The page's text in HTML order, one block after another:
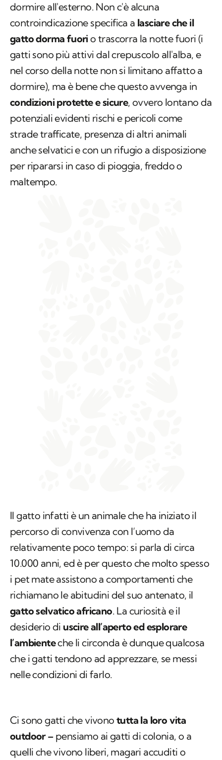
dormire all'esterno. Non c'è alcuna
controindicazione specifica a lasciare che il
gatto dorma fuori o trascorra la notte fuori (i
gatti sono più attivi dal crepuscolo all'alba, e
nel corso della notte non si limitano affatto a
dormire), ma è bene che questo avvenga in
condizioni protette e sicure, ovvero lontano da
potenziali evidenti rischi e pericoli come
strade trafficate, presenza di altri animali
anche selvatici e con un rifugio a disposizione
per ripararsi in caso di pioggia, freddo o
maltempo.
Il gatto infatti è un animale che ha iniziato il
percorso di convivenza con l’uomo da
relativamente poco tempo: si parla di circa
10.000 anni, ed è per questo che molto spesso
i pet mate assistono a comportamenti che
richiamano le abitudini del suo antenato, il
gatto selvatico africano. La curiosità e il
desiderio di uscire all’aperto ed esplorare
l’ambienteche li circonda è dunque qualcosa
che i gatti tendono ad apprezzare, se messi
nelle condizioni di farlo.
Ci sono gatti che vivono tutta la loro vita
outdoor –pensiamo ai gatti di colonia, o a
quelli che vivono liberi, magari accuditi o